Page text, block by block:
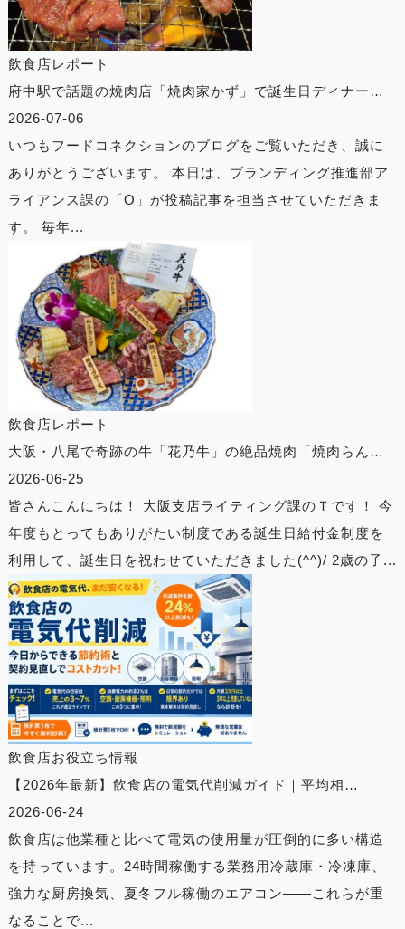
飲食店レポート
府中駅で話題の焼肉店「焼肉家かず」で誕生日ディナー…
2026-07-06
いつもフードコネクションのブログをご覧いただき、誠に
ありがとうございます。 本日は、ブランディング推進部ア
ライアンス課の「O」が投稿記事を担当させていただきま
す。 毎年...
飲食店レポート
大阪・八尾で奇跡の牛「花乃牛」の絶品焼肉「焼肉らん…
2026-06-25
皆さんこんにちは！ 大阪支店ライティング課のＴです！ 今
年度もとってもありがたい制度である誕生日給付金制度を
利用して、誕生日を祝わせていただきました(^^)/ 2歳の子...
飲食店お役立ち情報
【2026年最新】飲食店の電気代削減ガイド｜平均相…
2026-06-24
飲食店は他業種と比べて電気の使用量が圧倒的に多い構造
を持っています。24時間稼働する業務用冷蔵庫・冷凍庫、
強力な厨房換気、夏冬フル稼働のエアコン——これらが重
なることで...